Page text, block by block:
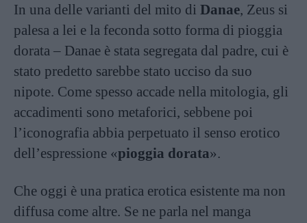
In una delle varianti del mito di Danae, Zeus si
palesa a lei e la feconda sotto forma di pioggia
dorata – Danae è stata segregata dal padre, cui è
stato predetto sarebbe stato ucciso da suo
nipote. Come spesso accade nella mitologia, gli
accadimenti sono metaforici, sebbene poi
l’iconografia abbia perpetuato il senso erotico
dell’espressione «pioggia dorata».
Che oggi è una pratica erotica esistente ma non
diffusa come altre. Se ne parla nel manga